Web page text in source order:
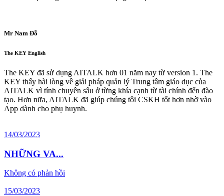
Mr Nam Đỗ
The KEY English
The KEY đã sử dụng AITALK hơn 01 năm nay từ version 1. The
KEY thấy hài lòng về giải pháp quản lý Trung tâm giáo dục của
AITALK vì tính chuyên sâu ở từng khía cạnh từ tài chính đến đào
tạo. Hơn nữa, AITALK đã giúp chúng tôi CSKH tốt hơn nhờ vào
App dành cho phụ huynh.
14/03/2023
NHỮNG VA...
Không có phản hồi
15/03/2023